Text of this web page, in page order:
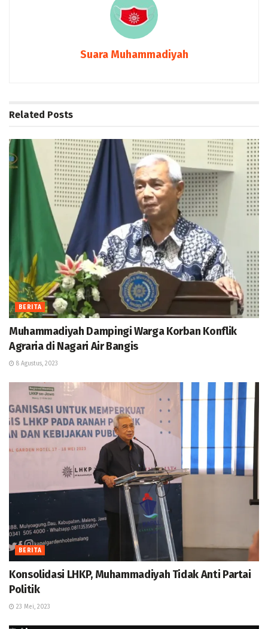
Suara Muhammadiyah
Related Posts
BERITA
Muhammadiyah Dampingi Warga Korban Konflik
Agraria di Nagari Air Bangis
8 Agustus, 2023
BERITA
Konsolidasi LHKP, Muhammadiyah Tidak Anti Partai
Politik
23 Mei, 2023